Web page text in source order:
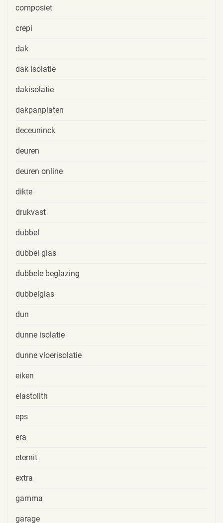
composiet
crepi
dak
dak isolatie
dakisolatie
dakpanplaten
deceuninck
deuren
deuren online
dikte
drukvast
dubbel
dubbel glas
dubbele beglazing
dubbelglas
dun
dunne isolatie
dunne vloerisolatie
eiken
elastolith
eps
era
eternit
extra
gamma
garage